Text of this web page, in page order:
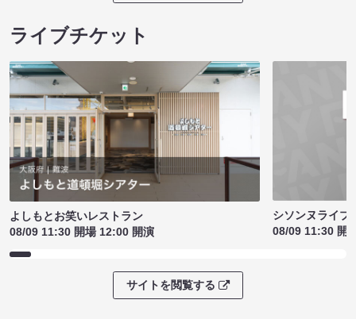
ライブチケット
よしもとお笑いレストラン
08/09 11:30 開場 12:00 開演
シソンヌライ
08/09 11:30 開
サイトを閲覧する